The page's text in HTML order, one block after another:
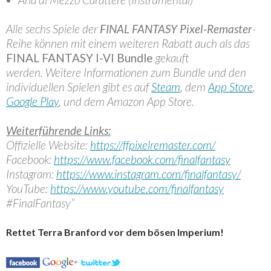
Alle sechs Spiele derFINAL FANTASY Pixel-Remaster-
Reihe können mit einem weiteren Rabatt auch als das
FINAL FANTASY I-VI Bundle gekauft
werden. Weitere Informationen zum Bundle und den
individuellen Spielen gibt es aufSteam, dem App Store,
Google Play, und dem Amazon App Store.
Weiterführende Links:
Offizielle Website: https://ffpixelremaster.com/
Facebook: https://www.facebook.com/finalfantasy
Instagram: https://www.instagram.com/finalfantasy/
YouTube: https://www.youtube.com/finalfantasy
#FinalFantasy”
Rettet Terra Branford vor dem bösen Imperium!